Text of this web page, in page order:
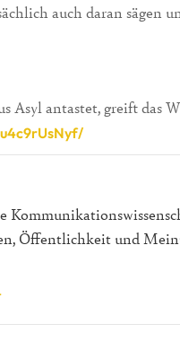
auch daran sägen
Asyl antastet, greift das
Öffentlichkeit und